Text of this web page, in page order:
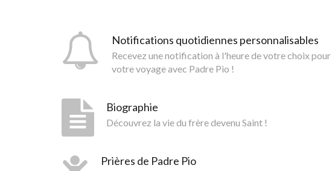
Notifications quotidiennes personnalisables
Recevez une notification à l'heure de votre choix
votre voyage avec Padre Pio !
Biographie
Découvrez la vie du frère devenu Saint !
Prières de Padre Pio